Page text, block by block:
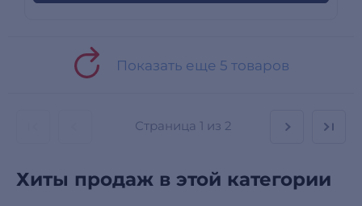
Показать еще 5 товаров
Страница 1 из 2
Хиты продаж в этой категории